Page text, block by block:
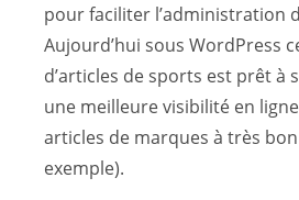
pour faciliter l’administration
Aujourd’hui sous WordPress
d’articles de sports est prêt à
une meilleure visibilité en
articles de marques à très
exemple).